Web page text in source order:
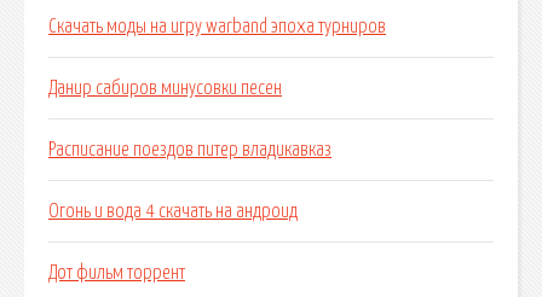
Скачать моды на игру warband эпоха турниров
Данир сабиров минусовки песен
Расписание поездов питер владикавказ
Огонь и вода 4 скачать на андроид
Дот фильм торрент